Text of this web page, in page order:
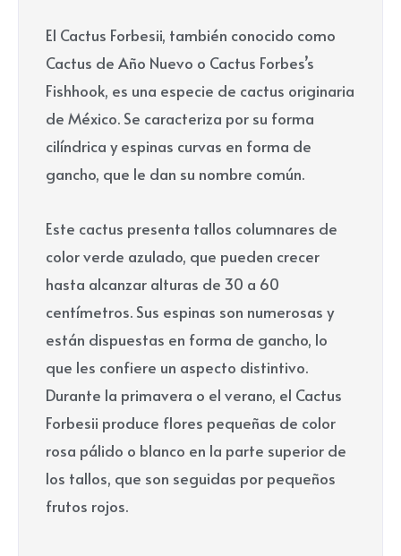
El Cactus Forbesii, también conocido como
Cactus de Año Nuevo o Cactus Forbes’s
Fishhook, es una especie de cactus originaria
de México. Se caracteriza por su forma
cilíndrica y espinas curvas en forma de
gancho, que le dan su nombre común.
Este cactus presenta tallos columnares de
color verde azulado, que pueden crecer
hasta alcanzar alturas de 30 a 60
centímetros. Sus espinas son numerosas y
están dispuestas en forma de gancho, lo
que les confiere un aspecto distintivo.
Durante la primavera o el verano, el Cactus
Forbesii produce flores pequeñas de color
rosa pálido o blanco en la parte superior de
los tallos, que son seguidas por pequeños
frutos rojos.